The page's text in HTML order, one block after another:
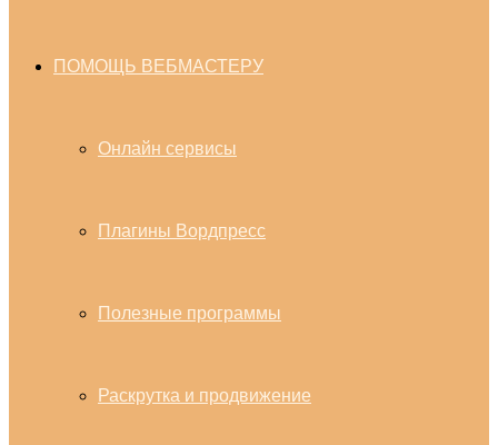
ПОМОЩЬ ВЕБМАСТЕРУ
Онлайн сервисы
Плагины Вордпресс
Полезные программы
Раскрутка и продвижение